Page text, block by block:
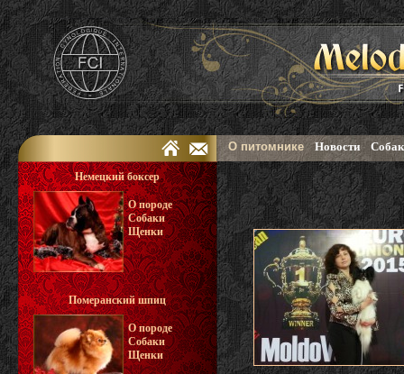
Немецкий боксер
О породе
Собаки
Щенки
Померанский шпиц
О породе
Собаки
Щенки
О питомнике Новости